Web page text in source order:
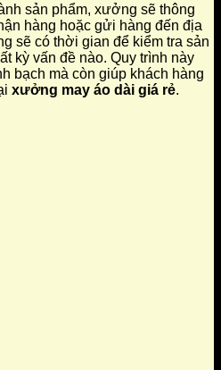
sản phẩm, xưởng sẽ thông
hàng hoặc gửi hàng đến địa
sẽ có thời gian để kiểm tra sản
kỳ vấn đề nào. Quy trình này
bạch mà còn giúp khách hàng
xưởng may áo dài giá rẻ.